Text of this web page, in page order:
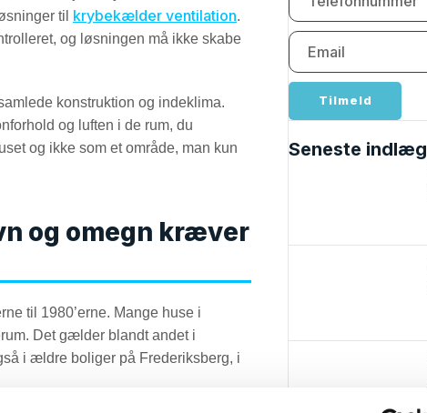
til krybekælder ventilation.
og løsningen må ikke skabe
konstruktion og indeklima.
og luften i de rum, du
og ikke som et område, man kun
og omegn kræver
til 1980’erne. Mange huse i
Det gælder blandt andet i
i ældre boliger på Frederiksberg, i
Tilmeld
Seneste indlæg